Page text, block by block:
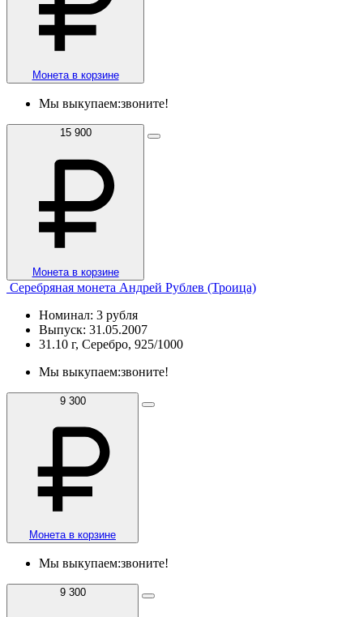
Монета в корзине
Мы выкупаем:звоните!
15 900
Монета в корзине
Серебряная монета Андрей Рублев (Троица)
Номинал: 3 рубля
Выпуск: 31.05.2007
31.10 г, Серебро, 925/1000
Мы выкупаем:звоните!
9 300
Монета в корзине
Мы выкупаем:звоните!
9 300